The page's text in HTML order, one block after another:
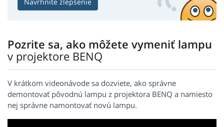
Pozrite sa, ako môžete vymeniť lampu
v projektore BENQ
V krátkom videonávode sa dozviete, ako správne
demontovať pôvodnú lampu z projektora BENQ a namiesto
nej správne namontovať novú lampu.